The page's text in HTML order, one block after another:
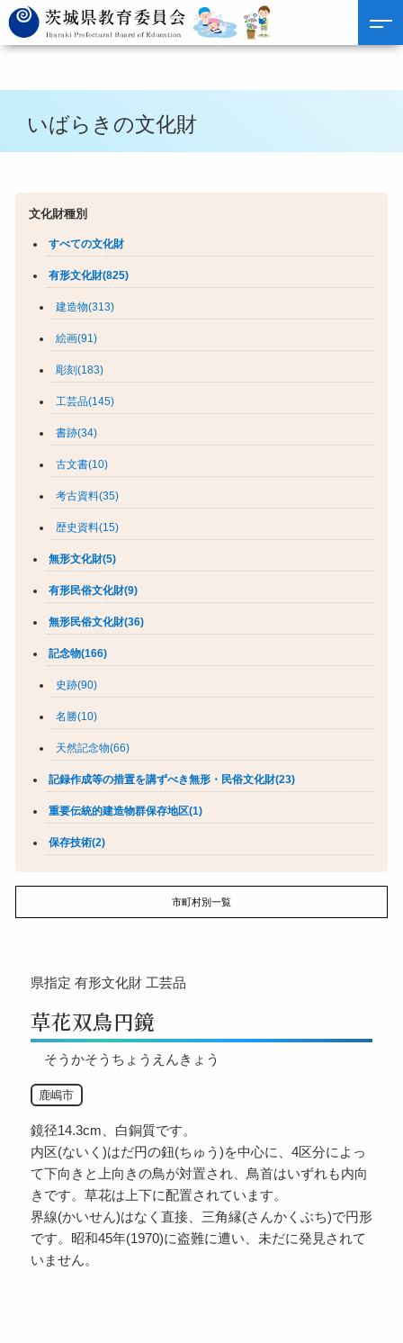
いばらきの文化財
文化財種別
すべての文化財
有形文化財(825)
建造物(313)
絵画(91)
彫刻(183)
工芸品(145)
書跡(34)
古文書(10)
考古資料(35)
歴史資料(15)
無形文化財(5)
有形民俗文化財(9)
無形民俗文化財(36)
記念物(166)
史跡(90)
名勝(10)
天然記念物(66)
記録作成等の措置を講ずべき無形・民俗文化財(23)
重要伝統的建造物群保存地区(1)
保存技術(2)
市町村別一覧
県指定 有形文化財 工芸品
草花双鳥円鏡
そうかそうちょうえんきょう
鹿嶋市
鏡径14.3cm、白銅質です。
内区(ないく)はだ円の鈕(ちゅう)を中心に、4区分によっ
て下向きと上向きの鳥が対置され、鳥首はいずれも内向
きです。草花は上下に配置されています。
界線(かいせん)はなく直接、三角縁(さんかくぶち)で円形
です。昭和45年(1970)に盗難に遭い、未だに発見されて
いません。